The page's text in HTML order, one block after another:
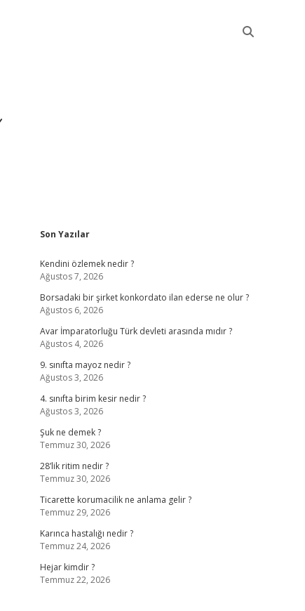
Sidebar
Son Yazılar
Kendini özlemek nedir ?
Ağustos 7, 2026
Borsadaki bir şirket konkordato ilan ederse ne olur ?
Ağustos 6, 2026
Avar İmparatorluğu Türk devleti arasında mıdır ?
Ağustos 4, 2026
9. sınıfta mayoz nedir ?
Ağustos 3, 2026
4. sınıfta birim kesir nedir ?
Ağustos 3, 2026
Şuk ne demek ?
Temmuz 30, 2026
28’lik ritim nedir ?
Temmuz 30, 2026
Ticarette korumacilik ne anlama gelir ?
Temmuz 29, 2026
Karınca hastalığı nedir ?
Temmuz 24, 2026
Hejar kimdir ?
Temmuz 22, 2026